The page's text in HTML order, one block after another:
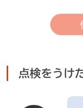
点検をうけ